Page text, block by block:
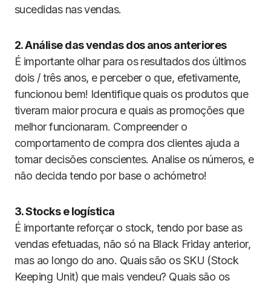
sucedidas nas vendas.
2. Análise das vendas dos anos anteriores
É importante olhar para os resultados dos últimos
dois / três anos, e perceber o que, efetivamente,
funcionou bem! Identifique quais os produtos que
tiveram maior procura e quais as promoções que
melhor funcionaram. Compreender o
comportamento de compra dos clientes ajuda a
tomar decisões conscientes. Analise os números, e
não decida tendo por base o achómetro!
3. Stocks e logística
É importante reforçar o stock, tendo por base as
vendas efetuadas, não só na Black Friday anterior,
mas ao longo do ano. Quais são os SKU (Stock
Keeping Unit) que mais vendeu? Quais são os